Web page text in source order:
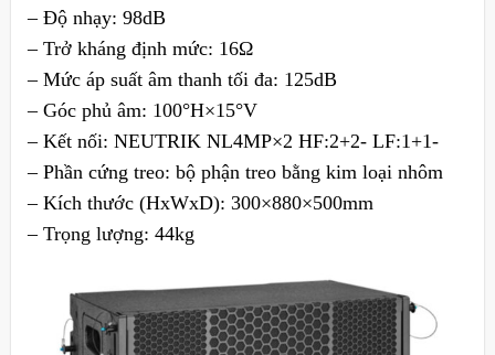
– Độ nhạy: 98dB
– Trở kháng định mức: 16Ω
– Mức áp suất âm thanh tối đa: 125dB
– Góc phủ âm: 100°H×15°V
– Kết nối: NEUTRIK NL4MP×2 HF:2+2- LF:1+1-
– Phần cứng treo: bộ phận treo bằng kim loại nhôm
– Kích thước (HxWxD): 300×880×500mm
– Trọng lượng: 44kg